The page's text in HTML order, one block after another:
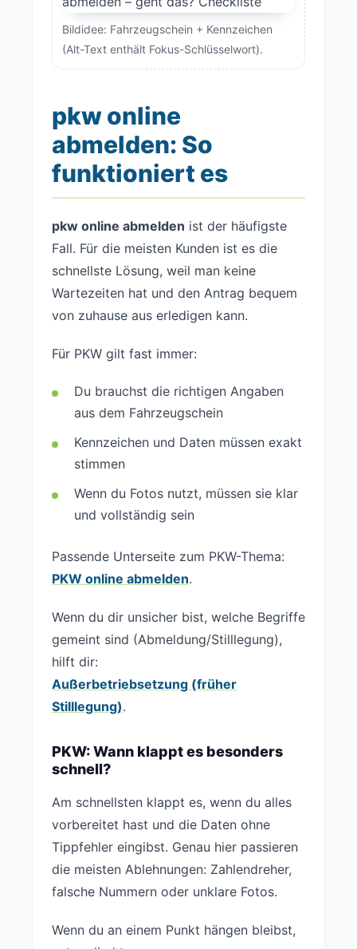
Bildidee: Fahrzeugschein + Kennzeichen
(Alt-Text enthält Fokus-Schlüsselwort).
pkw online
abmelden: So
funktioniert es
pkw online abmelden ist der häufigste
Fall. Für die meisten Kunden ist es die
schnellste Lösung, weil man keine
Wartezeiten hat und den Antrag bequem
von zuhause aus erledigen kann.
Für PKW gilt fast immer:
Du brauchst die richtigen Angaben
aus dem Fahrzeugschein
Kennzeichen und Daten müssen exakt
stimmen
Wenn du Fotos nutzt, müssen sie klar
und vollständig sein
Passende Unterseite zum PKW-Thema:
PKW online abmelden.
Wenn du dir unsicher bist, welche Begriffe
gemeint sind (Abmeldung/Stilllegung),
hilft dir:
Außerbetriebsetzung (früher
Stilllegung).
PKW: Wann klappt es besonders
schnell?
Am schnellsten klappt es, wenn du alles
vorbereitet hast und die Daten ohne
Tippfehler eingibst. Genau hier passieren
die meisten Ablehnungen: Zahlendreher,
falsche Nummern oder unklare Fotos.
Wenn du an einem Punkt hängen bleibst,